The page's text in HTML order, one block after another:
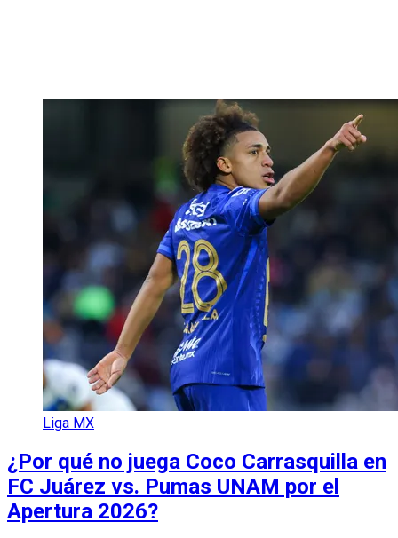
Liga MX
¿Por qué no juega Coco Carrasquilla en
FC Juárez vs. Pumas UNAM por el
Apertura 2026?